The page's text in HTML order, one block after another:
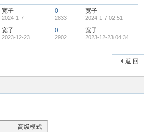
宽子
2024-1-7
0
2833
宽子
2024-1-7 02:51
宽子
2023-12-23
0
2902
宽子
2023-12-23 04:34
返 回
高级模式